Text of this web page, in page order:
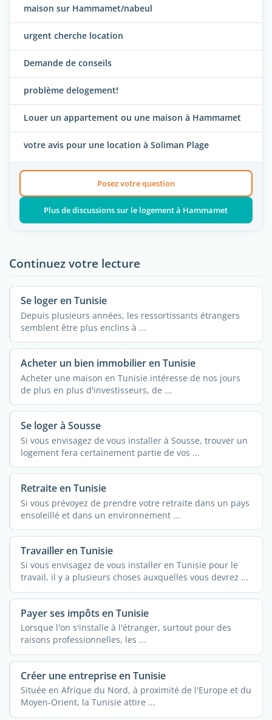
maison sur Hammamet/nabeul
urgent cherche location
Demande de conseils
problème delogement!
Louer un appartement ou une maison à Hammamet
votre avis pour une location à Soliman Plage
Posez votre question
Plus de discussions sur le logement à Hammamet
Continuez votre lecture
Se loger en Tunisie
Depuis plusieurs années, les ressortissants étrangers
semblent être plus enclins à ...
Acheter un bien immobilier en Tunisie
Acheter une maison en Tunisie intéresse de nos jours
de plus en plus d'investisseurs, de ...
Se loger à Sousse
Si vous envisagez de vous installer à Sousse, trouver un
logement fera certainement partie de vos ...
Retraite en Tunisie
Si vous prévoyez de prendre votre retraite dans un pays
ensoleillé et dans un environnement ...
Travailler en Tunisie
Si vous envisagez de vous installer en Tunisie pour le
travail, il y a plusieurs choses auxquelles vous devrez ...
Payer ses impôts en Tunisie
Lorsque l'on s'installe à l'étranger, surtout pour des
raisons professionnelles, les ...
Créer une entreprise en Tunisie
Située en Afrique du Nord, à proximité de l'Europe et du
Moyen-Orient, la Tunisie attire ...